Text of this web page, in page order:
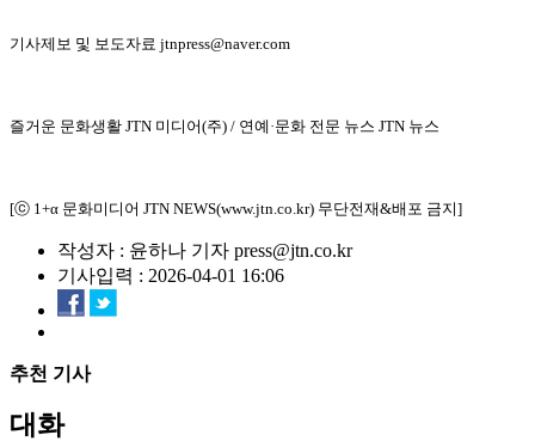
기사제보 및 보도자료 jtnpress@naver.com
즐거운 문화생활 JTN 미디어(주) / 연예·문화 전문 뉴스 JTN 뉴스
[ⓒ 1+α 문화미디어 JTN NEWS(www.jtn.co.kr) 무단전재&배포 금지]
작성자 : 윤하나 기자 press@jtn.co.kr
기사입력 : 2026-04-01 16:06
추천 기사
대화